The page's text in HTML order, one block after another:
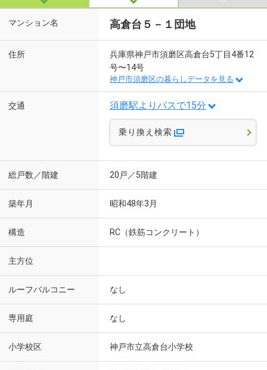
マンション名 高倉台５－１団地
住所
兵庫県神戸市須磨区高倉台5丁目4番12
号〜14号
神戸市須磨区の暮らしデータを見る
交通 須磨駅よりバスで15分
乗り換え検索
総戸数／階建 20戸／5階建
築年月 昭和48年3月
構造 RC（鉄筋コンクリート）
主方位
ルーフバルコニー なし
専用庭 なし
小学校区 神戸市立高倉台小学校